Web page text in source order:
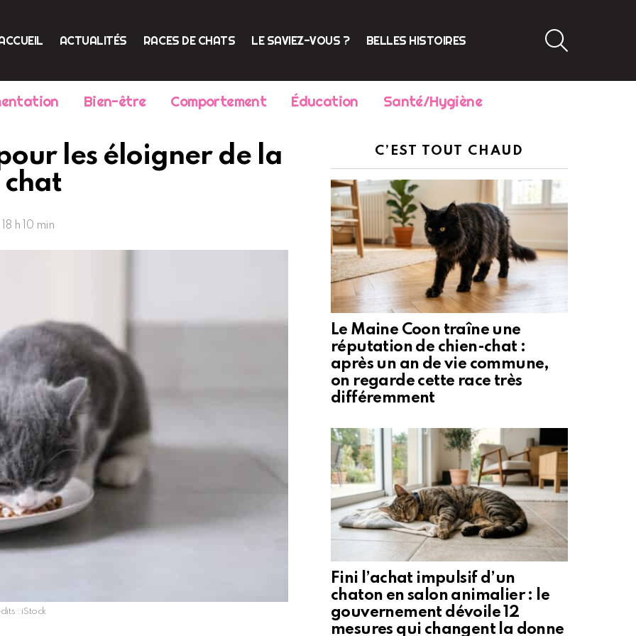
ACTUALITÉS RACES DE CHATS LE SAVIEZ-VOUS ? BELLES HISTOIRES
Bien-être Comportement Éducation Santé/Hygiène
les éloigner de la
h 10 min
: iStock
C’EST TOUT CHAUD
Le Maine Coon traîne une
réputation de chien-chat :
après un an de vie commune,
on regarde cette race très
différemment
Fini l’achat impulsif d’un
chaton en salon animalier : le
gouvernement dévoile 12
mesures qui changent la donne